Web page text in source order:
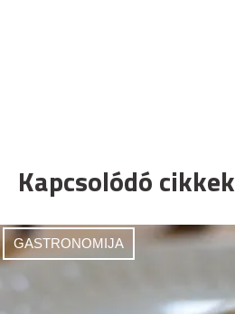
Kapcsolódó cikkek
GASTRONOMIJA